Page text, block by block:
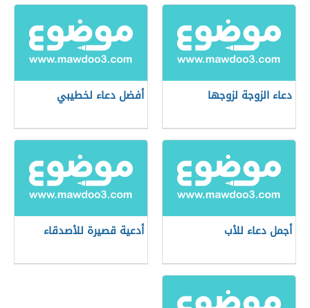
دعاء الزوجة لزوجها أفضل دعاء لخطيبي
أجمل دعاء للأب أدعية قصيرة للأصدقاء